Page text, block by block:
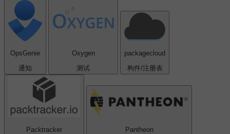
OpsGenie
通知
Oxygen
测试
packagecloud
构件/注册表
Packtracker
Pantheon